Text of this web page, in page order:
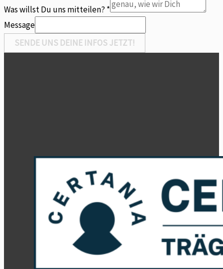
Was willst Du uns mitteilen? *
Message
SENDE UNS DEINE INFOS JETZT!